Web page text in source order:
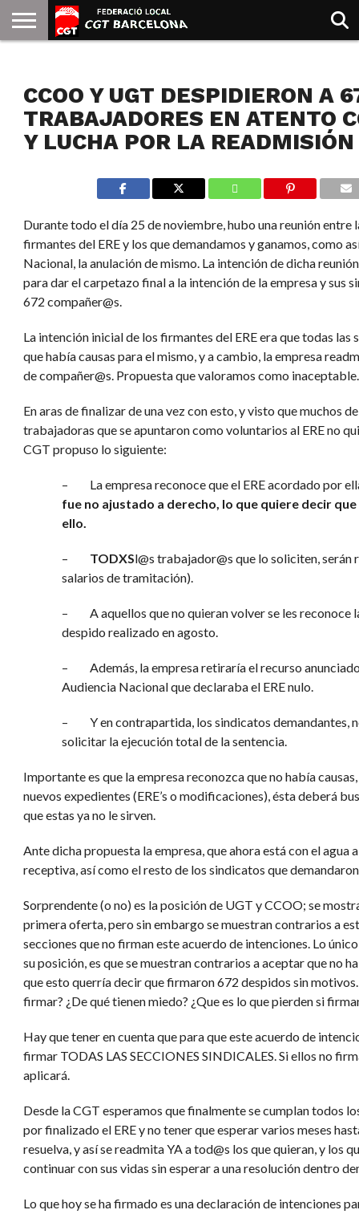
GOLDMAN
CCOO Y UGT DESPIDIERON A
TRABAJADORES EN ATENTO
Y LUCHA POR LA READMISIÓN
Durante todo el día 25 de noviembre, hubo una reunión entre
firmantes del ERE y los que demandamos y ganamos, como
Nacional, la anulación de mismo. La intención de dicha
para dar el carpetazo final a la intención de la empresa y sus
672 compañer@s.
La intención inicial de los firmantes del ERE era que todas las
que había causas para el mismo, y a cambio, la empresa
de compañer@s. Propuesta que valoramos como inaceptable.
En aras de finalizar de una vez con esto, y visto que muchos
trabajadoras que se apuntaron como voluntarios al ERE no
CGT propuso lo siguiente:
– La empresa reconoce que el ERE acordado por
fue no ajustado a derecho, lo que quiere decir
ello.
– TODXSl@s trabajador@s que lo soliciten, serán
salarios de tramitación).
– A aquellos que no quieran volver se les reconoce
despido realizado en agosto.
– Además, la empresa retiraría el recurso anunciado
Audiencia Nacional que declaraba el ERE nulo.
– Y en contrapartida, los sindicatos demandantes,
solicitar la ejecución total de la sentencia.
Importante es que la empresa reconozca que no había
nuevos expedientes (ERE’s o modificaciones), ésta deberá
que estas ya no le sirven.
Ante dicha propuesta la empresa, que ahora está con el agua
receptiva, así como el resto de los sindicatos que demandaron
Sorprendente (o no) es la posición de UGT y CCOO; se
primera oferta, pero sin embargo se muestran contrarios a
secciones que no firman este acuerdo de intenciones. Lo
su posición, es que se muestran contrarios a aceptar que no
que esto querría decir que firmaron 672 despidos sin motivos.
firmar? ¿De qué tienen miedo? ¿Que es lo que pierden si
Hay que tener en cuenta que para que este acuerdo de
firmar TODAS LAS SECCIONES SINDICALES. Si ellos no
aplicará.
Desde la CGT esperamos que finalmente se cumplan todos
por finalizado el ERE y no tener que esperar varios meses
resuelva, y así se readmita YA a tod@s los que quieran, y los
continuar con sus vidas sin esperar a una resolución dentro
Lo que hoy se ha firmado es una declaración de intenciones